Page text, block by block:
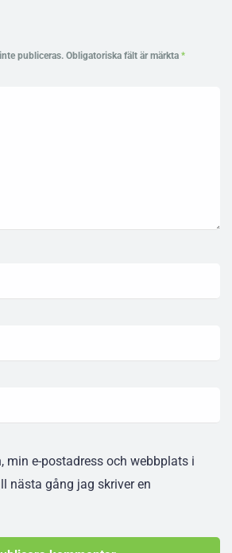
publiceras. Obligatoriska fält är märkta *
min e-postadress och webbplats i
nästa gång jag skriver en